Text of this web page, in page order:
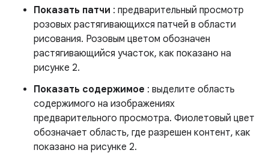
Показать патчи : предварительный просмотр
розовых растягивающихся патчей в области
рисования. Розовым цветом обозначен
растягивающийся участок, как показано на
рисунке 2.
Показать содержимое : выделите область
содержимого на изображениях
предварительного просмотра. Фиолетовый цвет
обозначает область, где разрешен контент, как
показано на рисунке 2.